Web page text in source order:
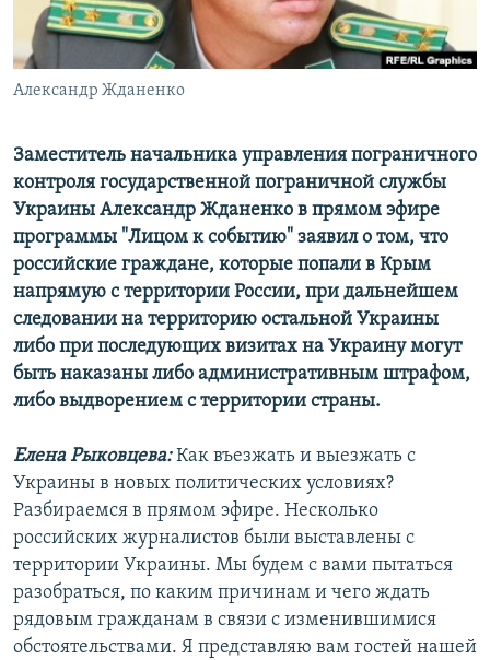
Все сайты РСЕ/РС
Александр Жданенко
Заместитель начальника управления пограничного
контроля государственной пограничной службы
Украины Александр Жданенко в прямом эфире
программы "Лицом к событию" заявил о том, что
российские граждане, которые попали в Крым
напрямую с территории России, при дальнейшем
следовании на территорию остальной Украины
либо при последующих визитах на Украину могут
быть наказаны либо административным штрафом,
либо выдворением с территории страны.
Елена Рыковцева:Как въезжать и выезжать с
Украины в новых политических условиях?
Разбираемся в прямом эфире. Несколько
российских журналистов были выставлены с
территории Украины. Мы будем с вами пытаться
разобраться, по каким причинам и чего ждать
рядовым гражданам в связи с изменившимися
обстоятельствами. Я представляю вам гостей нашей